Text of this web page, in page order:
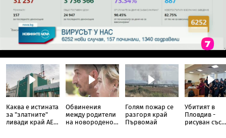
Каква е истината
за "златните"
ливади край АЕЦ
Обвинения
между родители
на новородено и
Голям пожар се
разгоря край
Първомай
Убитият в
Пловдив -
рисуван със